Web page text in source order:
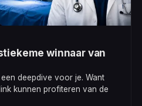
winnaar van
deepdive voor je. Want
kunnen profiteren van de